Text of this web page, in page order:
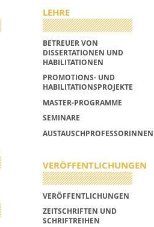
LEHRE
BETREUER VON
DISSERTATIONEN UND
HABILITATIONEN
PROMOTIONS- UND
HABILITATIONSPROJEKTE
MASTER-PROGRAMME
SEMINARE
AUSTAUSCHPROFESSORINNEN
VERÖFFENTLICHUNGEN
VERÖFFENTLICHUNGEN
ZEITSCHRIFTEN UND
SCHRIFTREIHEN